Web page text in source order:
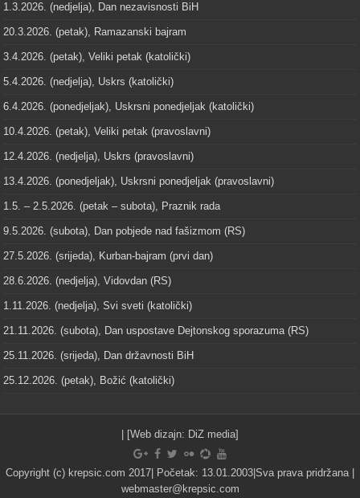
1.3.2026. (nedjelja), Dan nezavisnosti BiH
20.3.2026. (petak), Ramazanski bajram
3.4.2026. (petak), Veliki petak (katolički)
5.4.2026. (nedjelja), Uskrs (katolički)
6.4.2026. (ponedjeljak), Uskrsni ponedjeljak (katolički)
10.4.2026. (petak), Veliki petak (pravoslavni)
12.4.2026. (nedjelja), Uskrs (pravoslavni)
13.4.2026. (ponedjeljak), Uskrsni ponedjeljak (pravoslavni)
1.5. – 2.5.2026. (petak – subota), Praznik rada
9.5.2026. (subota), Dan pobjede nad fašizmom (RS)
27.5.2026. (srijeda), Kurban-bajram (prvi dan)
28.6.2026. (nedjelja), Vidovdan (RS)
1.11.2026. (nedjelja), Svi sveti (katolički)
21.11.2026. (subota), Dan uspostave Dejtonskog sporazuma (RS)
25.11.2026. (srijeda), Dan državnosti BiH
25.12.2026. (petak), Božić (katolički)
| [Web dizajn: DiZ media]
Copyright (c) krepsic.com 2017| Početak: 13.01.2003|Sva prava pridržana |
webmaster@krepsic.com